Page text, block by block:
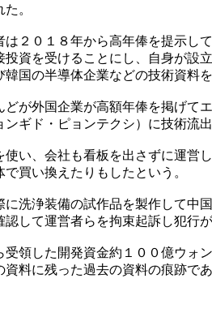
。
２０１８年から高年俸を提示し
資を受けることにし、自身が設
国の半導体企業などの技術資料
どが外国企業が高額年俸を掲げて
ギド・ピョンテクシ）に技術流
い、会社も看板を出さずに運営
買い換えたりもしたという。
に洗浄装備の試作品を製作して
して運営者らを拘束起訴し犯行が
領した開発資金約１００億ウォ
資料に残った過去の資料の痕跡で